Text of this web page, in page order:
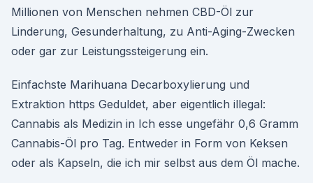
Millionen von Menschen nehmen CBD-Öl zur
Linderung, Gesunderhaltung, zu Anti-Aging-Zwecken
oder gar zur Leistungssteigerung ein.
Einfachste Marihuana Decarboxylierung und
Extraktion https Geduldet, aber eigentlich illegal:
Cannabis als Medizin in Ich esse ungefähr 0,6 Gramm
Cannabis-Öl pro Tag. Entweder in Form von Keksen
oder als Kapseln, die ich mir selbst aus dem Öl mache.